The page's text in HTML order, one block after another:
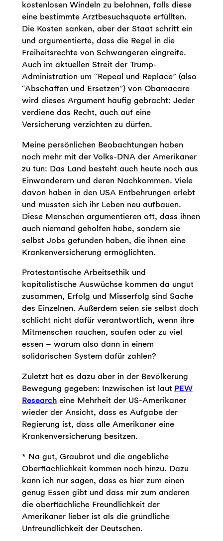
kostenlosen Windeln zu belohnen, falls diese
eine bestimmte Arztbesuchsquote erfüllten.
Die Kosten sanken, aber der Staat schritt ein
und argumentierte, dass die Regel in die
Freiheitsrechte von Schwangeren eingreife.
Auch im aktuellen Streit der Trump-
Administration um “Repeal und Replace” (also
“Abschaffen und Ersetzen”) von Obamacare
wird dieses Argument häufig gebracht: Jeder
verdiene das Recht, auch auf eine
Versicherung verzichten zu dürfen.
Meine persönlichen Beobachtungen haben
noch mehr mit der Volks-DNA der Amerikaner
zu tun: Das Land besteht auch heute noch aus
Einwanderern und deren Nachkommen. Viele
davon haben in den USA Entbehrungen erlebt
und mussten sich ihr Leben neu aufbauen.
Diese Menschen argumentieren oft, dass ihnen
auch niemand geholfen habe, sondern sie
selbst Jobs gefunden haben, die ihnen eine
Krankenversicherung ermöglichten.
Protestantische Arbeitsethik und
kapitalistische Auswüchse kommen da ungut
zusammen, Erfolg und Misserfolg sind Sache
des Einzelnen. Außerdem seien sie selbst doch
schlicht nicht dafür verantwortlich, wenn ihre
Mitmenschen rauchen, saufen oder zu viel
essen – warum also dann in einem
solidarischen System dafür zahlen?
Zuletzt hat es dazu aber in der Bevölkerung
Bewegung gegeben: Inzwischen ist laut PEW
Research eine Mehrheit der US-Amerikaner
wieder der Ansicht, dass es Aufgabe der
Regierung ist, dass alle Amerikaner eine
Krankenversicherung besitzen.
* Na gut, Graubrot und die angebliche
Oberflächlichkeit kommen noch hinzu. Dazu
kann ich nur sagen, dass es hier zum einen
genug Essen gibt und dass mir zum anderen
die oberflächliche Freundlichkeit der
Amerikaner lieber ist als die gründliche
Unfreundlichkeit der Deutschen.